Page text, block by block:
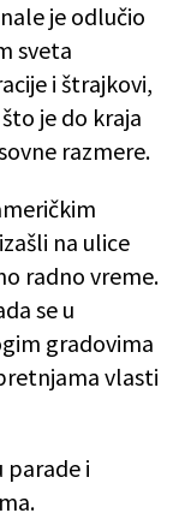
je odlučio
sveta
i štrajkovi,
je do kraja
razmere.
na ulice
radno vreme.
se u
gradovima
vlasti
parade i